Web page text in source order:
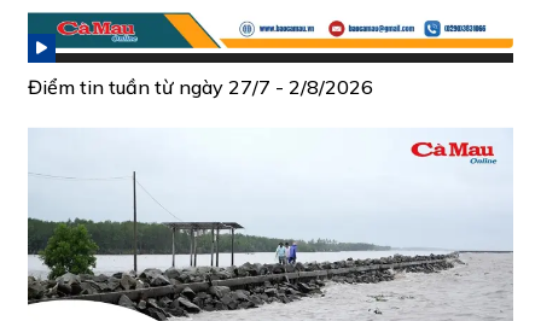
Điểm tin tuần từ ngày 27/7 - 2/8/2026